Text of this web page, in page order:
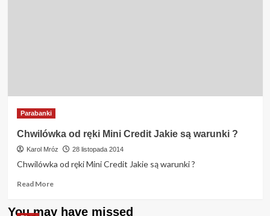
Parabanki
Chwilówka od ręki Mini Credit Jakie są warunki ?
Karol Mróz 28 listopada 2014
Chwilówka od ręki Mini Credit Jakie są warunki ?
Read MoreRead
about
You may have missed